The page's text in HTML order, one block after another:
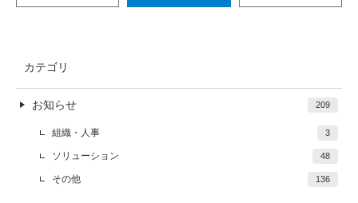
カテゴリ
お知らせ 209
組織・人事 3
ソリューション 48
その他 136